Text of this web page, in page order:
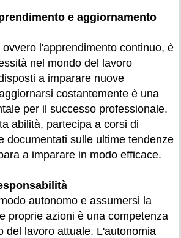
e aggiornamento
l'apprendimento continuo, è
nel mondo del lavoro
a imparare nuove
costantemente è una
per il successo professionale.
abilità, partecipa a corsi di
documentati sulle ultime tendenze
a imparare in modo efficace.
autonomo e assumersi la
proprie azioni è una competenza
del lavoro attuale. L'autonomia